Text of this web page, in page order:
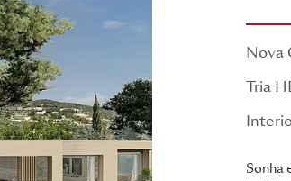
Nova
Tria
Sonha